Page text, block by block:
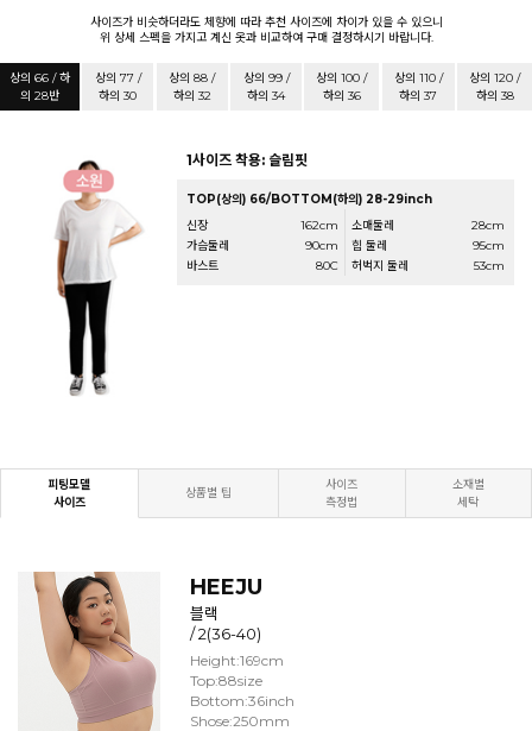
사이즈가 비슷하더라도 체향에 따라 추천 사이즈에 차이가 있을 수 있으니
위 상세 스펙을 가지고 계신 옷과 비교하여 구매 결정하시기 바랍니다.
상의 66 / 하
의 28반
상의 77 /
하의 30
상의 88 /
하의 32
상의 99 /
하의 34
상의 100 /
하의 36
상의 110 /
하의 37
상의 120 /
하의 38
1사이즈 착용: 슬림핏
TOP(상의) 66/BOTTOM(하의) 28-29inch
신장
162cm
가슴둘레
90cm
바스트
80C
소매둘레
28cm
힙 둘레
95cm
허벅지 둘레
53cm
피팅모델
사이즈
상품별 팁
사이즈
측정법
소재별
세탁
HEEJU
블랙
/ 2(36-40)
Height:169cm
Top:88size
Bottom:36inch
Shose:250mm